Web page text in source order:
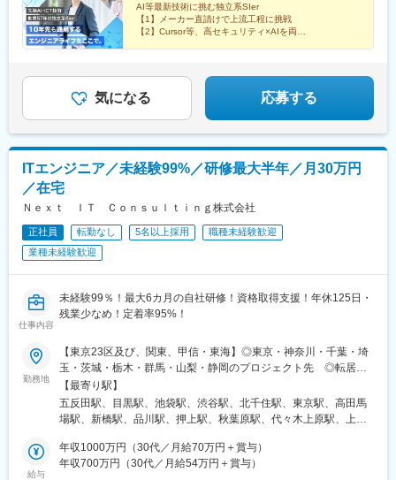
AI等最新技術に挑む独立系SIer
【1】メーカー直請けで上流工程に挑戦
【2】Cursor等、高セキュリティ×AIを両立
気になる 応募する
ITエンジニア／未経験99%／研修最大半年／月30万円
／在宅
Ｎｅｘｔ ＩＴ Ｃｏｎｓｕｌｔｉｎｇ株式会社
正社員 転勤なし 5名以上採用
職種未経験歓迎
業種未経験歓迎
仕事内容
未経験99％！最大6カ月の自社研修！資格取得支援！年休125日・
残業少なめ！定着率95%！
勤務地
【東京23区及び、関東、甲信・東海】◎東京・神奈川・千葉・埼
玉・茨城・栃木・群馬・山梨・静岡のプロジェクト先 ◎転居を
伴う転勤なし ★配属先のプロジェクトはほとんどが東京23区内
です。★配属先を一方的に決めることはありません。本人と相談
のうえ決定します。■本社オフィス東京都品川区上大崎3丁目14-
線「五反田駅」より徒歩8分※受動喫煙対策：オフィス内禁煙
【最寄り駅】
五反田駅、目黒駅、池袋駅、渋谷駅、北千住駅、東京駅、高田馬
場駅、新橋駅、品川駅、押上駅、秋葉原駅、代々木上原駅、上野
駅、吉祥寺駅、霞ケ関駅(東京都)、葛西臨海公園駅、高島平駅、テ
レコムセンター駅、西馬込駅、清瀬駅、日比谷駅、大宮駅(埼玉
給与
年収1000万円（30代／月給70万円＋賞与）
年収700万円（30代／月給54万円＋賞与）